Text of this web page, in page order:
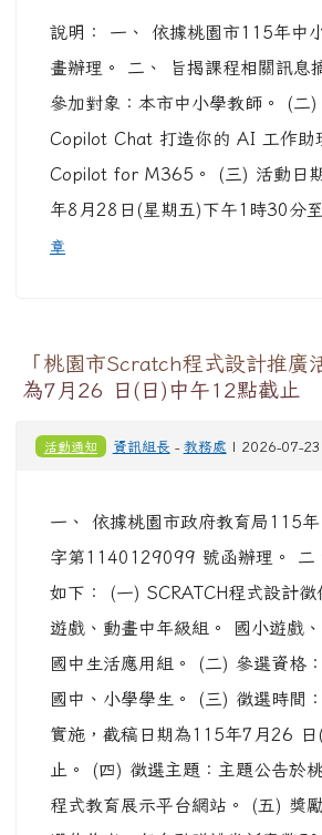
說明： 一、 依據桃園市115年中
畫辦理。 二、 旨揭課程相關訊息
參加對象：本市中小學教師。 (二)
Copilot Chat 打造你的 AI 工作助
Copilot for M365。 (三) 活動日
年8月28日(星期五)下午1時30分
章
「桃園市Scratch程式設計推廣
為7月26 日(日)中午12點截止
活動通知 資訊組長 - 教務處 | 2026-07-23
一、 依據桃園市政府教育局115
字第1140129099 號函辦理。 二
如下： (一) SCRATCH程式設計
遊戲、動畫中年級組。 國小遊戲
國中生活應用組。 (二) 參選資格
國中、小學學生。 (三) 徵選時間
實施，截稿日期為115年7月26
止。 (四) 徵選主題：主題公告於
程式教育展示平台網站。 (五) 獎